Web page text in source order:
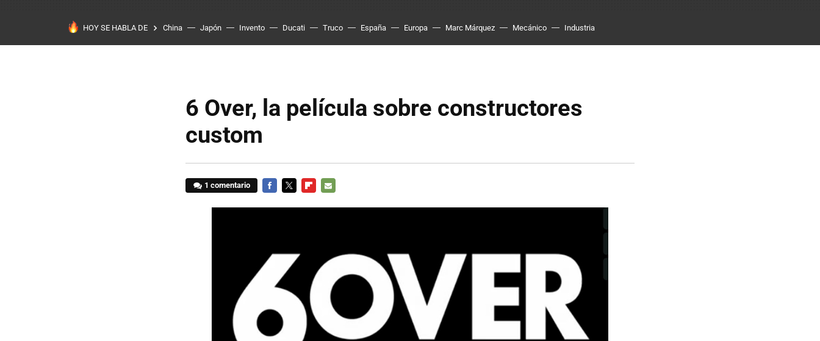
HOY SE HABLA DE China Japón Invento Ducati Truco España Europa Marc Márquez Mecánico Industria
6 Over, la película sobre constructores
custom
1 comentario